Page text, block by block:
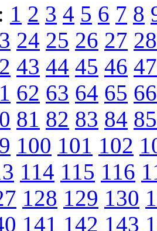
1 2 3 4 5 6 7 8
24 25 26 27 28
43 44 45 46 47
62 63 64 65 66
81 82 83 84 85
100 101 102
114 115 116
128 129 130
141 142 143